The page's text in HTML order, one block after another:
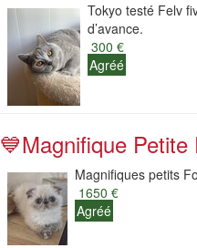
Tokyo testé Felv
d’avance.
300 €
Agréé
💙Magnifique
Magnifiques petits
1650 €
Agréé